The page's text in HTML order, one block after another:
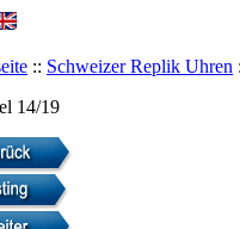
:: Schweizer Replik Uhren
14/19